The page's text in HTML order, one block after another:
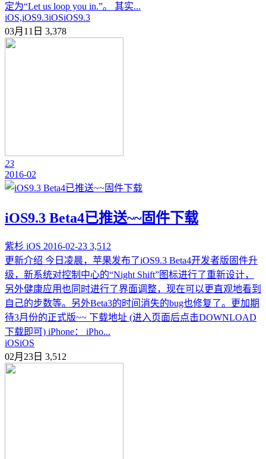
定为“Let us loop you in.”。 其实...
iOS,iOS9.3iOSiOS9.3
03月11日 3,378
23
2016-02
iOS9.3 Beta4已推送~~固件下载
紫杉 iOS 2016-02-23 3,512
更新介绍 今日凌晨，苹果发布了iOS9.3 Beta4开发者版固件升
级，新系统对控制中心的“Night Shift”图标进行了重新设计，
另外健康应用也同时进行了界面调整，现在可以更直观地看到
自己的步数等。另外Beta3的时间消失的bug也修复了。更加期
待3月份的正式版~~ 下载地址 (进入页面后点击DOWNLOAD
下载即可) iPhone： iPho...
iOSiOS
02月23日 3,512